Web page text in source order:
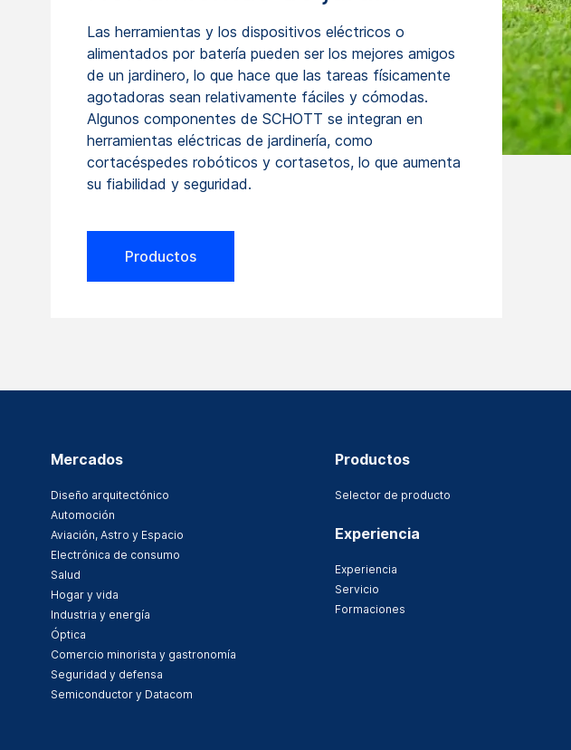
Las herramientas y los dispositivos eléctricos o
alimentados por batería pueden ser los mejores amigos
de un jardinero, lo que hace que las tareas físicamente
agotadoras sean relativamente fáciles y cómodas.
Algunos componentes de SCHOTT se integran en
herramientas eléctricas de jardinería, como
cortacéspedes robóticos y cortasetos, lo que aumenta
su fiabilidad y seguridad.
Productos
Mercados
Diseño arquitectónico
Automoción
Aviación, Astro y Espacio
Electrónica de consumo
Salud
Hogar y vida
Industria y energía
Óptica
Comercio minorista y gastronomía
Seguridad y defensa
Semiconductor y Datacom
Productos
Selector de producto
Experiencia
Experiencia
Servicio
Formaciones